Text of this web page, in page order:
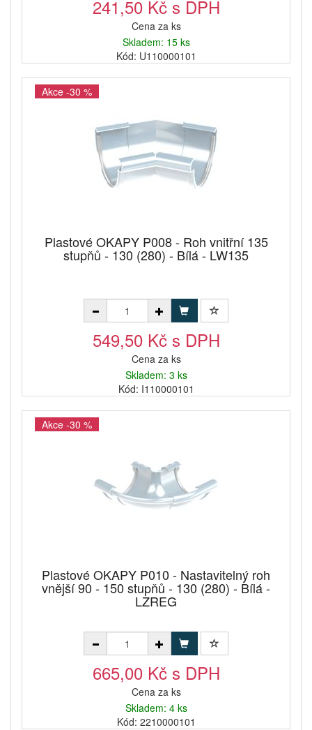
241,50 Kč s DPH
Cena za ks
Skladem: 15 ks
Kód: U110000101
Akce -30 %
Plastové OKAPY P008 - Roh vnitřní 135
stupňů - 130 (280) - Bílá - LW135
549,50 Kč s DPH
Cena za ks
Skladem: 3 ks
Kód: I110000101
Akce -30 %
Plastové OKAPY P010 - Nastavitelný roh
vnější 90 - 150 stupňů - 130 (280) - Bílá -
LZREG
665,00 Kč s DPH
Cena za ks
Skladem: 4 ks
Kód: 2210000101